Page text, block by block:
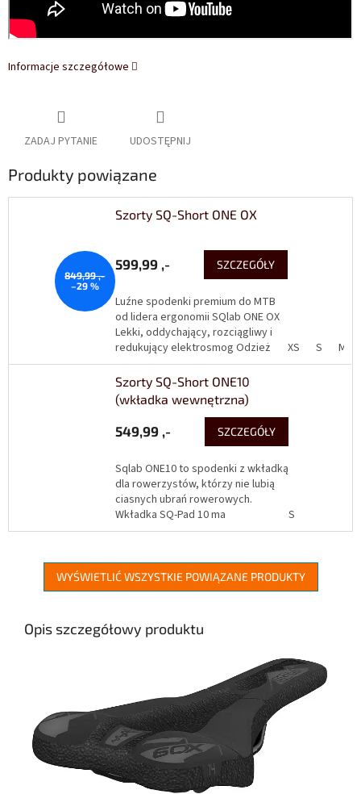
Informacje szczegółowe
ZADAJ PYTANIE UDOSTĘPNIJ
Produkty powiązane
849,99 ,-
–29 %
Szorty SQ-Short ONE OX
599,99 ,- SZCZEGÓŁY
Luźne spodenki premium do MTB
od lidera ergonomii SQlab ONE OX
Lekki, oddychający, rozciągliwy i
redukujący elektrosmog Odzież
funkcjonalna SQlab nie koncentruje
się na...
XS S M
Szorty SQ-Short ONE10
(wkładka wewnętrzna)
549,99 ,- SZCZEGÓŁY
Sqlab ONE10 to spodenki z wkładką
dla rowerzystów, którzy nie lubią
ciasnych ubrań rowerowych.
Wkładka SQ-Pad 10 ma
maksymalnie 8 mm grubości.
S
WYŚWIETLIĆ WSZYSTKIE POWIĄZANE PRODUKTY
Opis szczegółowy produktu